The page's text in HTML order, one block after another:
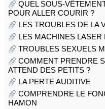
QUEL SOUS-
POUR ALLER COURIR ?
LES TROUBLES DE LA
LES MACHINES LASER
TROUBLES SEXUELS
COMMENT PRENDRE
ATTEND DES PETITS ?
LA PERTE AUDITIVE
COMPRENDRE LE
HAMON